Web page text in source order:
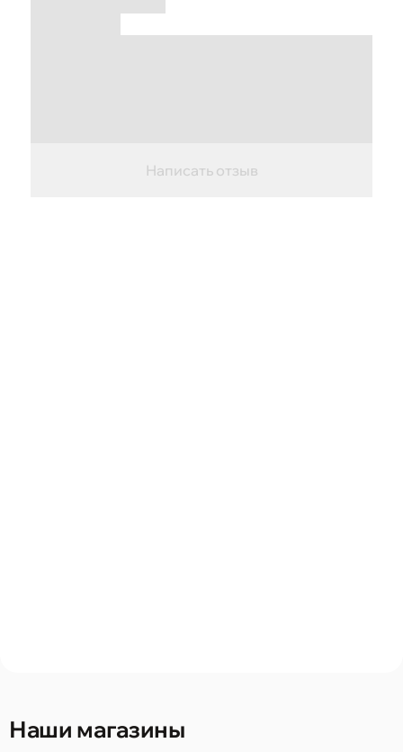
Написать отзыв
Наши магазины